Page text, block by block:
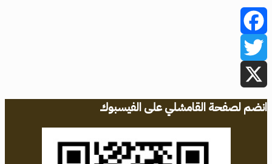
Facebook
Twitter
X
انضم لصفحة القامشلي على الفيسبوك